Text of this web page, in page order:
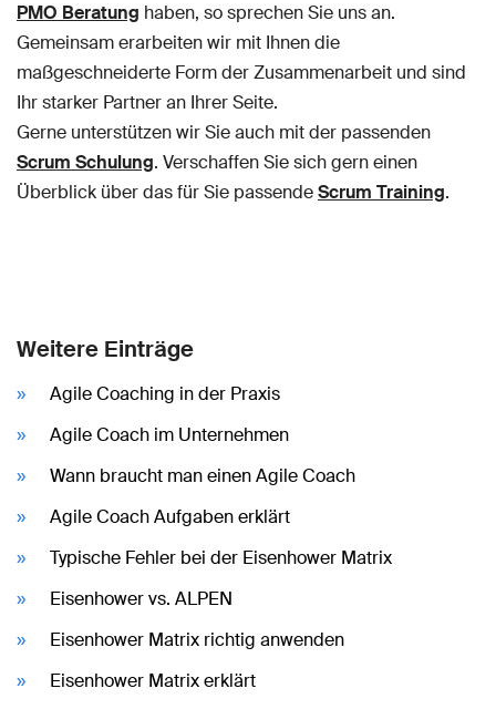
PMO Beratung haben, so sprechen Sie uns an.
Gemeinsam erarbeiten wir mit Ihnen die
maßgeschneiderte Form der Zusammenarbeit und sind
Ihr starker Partner an Ihrer Seite.
Gerne unterstützen wir Sie auch mit der passenden
Scrum Schulung. Verschaffen Sie sich gern einen
Überblick über das für Sie passendeScrum Training.
Weitere Einträge
Agile Coaching in der Praxis
Agile Coach im Unternehmen
Wann braucht man einen Agile Coach
Agile Coach Aufgaben erklärt
Typische Fehler bei der Eisenhower Matrix
Eisenhower vs. ALPEN
Eisenhower Matrix richtig anwenden
Eisenhower Matrix erklärt